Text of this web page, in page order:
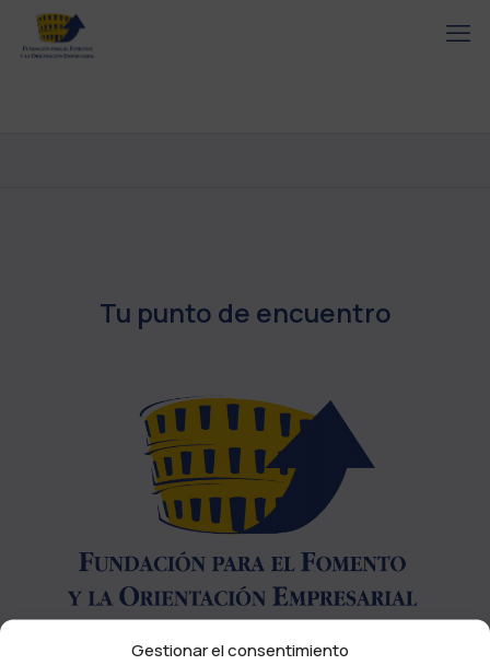
Gestionar el consentimiento
Tu punto de encuentro